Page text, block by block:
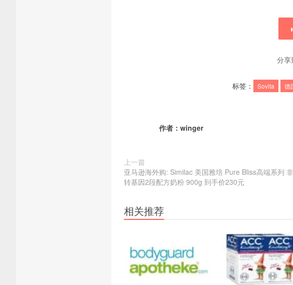
分享
标签： Sovita 德
作者： winger
上一篇
亚马逊海外购: Similac 美国雅培 Pure Bliss高端系列 非
转基因2段配方奶粉 900g 到手价230元
相关推荐